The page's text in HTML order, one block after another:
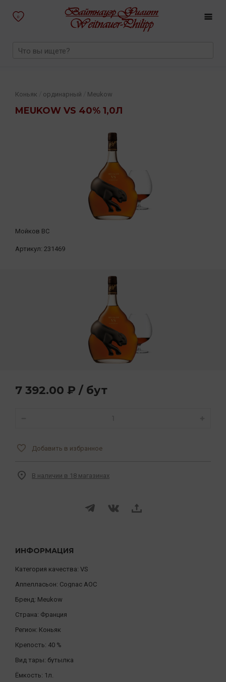
0
MEUKOW VS 40% 1,0Л
Коньяк ординарный Meukow
Мойков ВС
Артикул: 231469
ИНФОРМАЦИЯ
Категория качества: VS
Аппелласьон: Cognac AOC
Бренд: Meukow
Страна: Франция
Регион: Коньяк
Крепость: 40 %
Вид тары: бутылка
Ёмкость: 1л.
7 392.00 ₽ / бут
Добавить в избранное
В наличии в 18 магазинах